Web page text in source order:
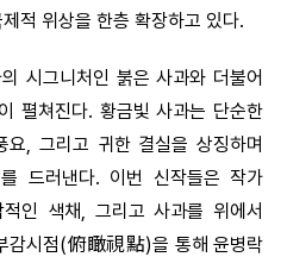
적 위상을 한층 확장하고 있다.
시그니처인 붉은 사과와 더불어
펼쳐진다. 황금빛 사과는 단순한
, 그리고 귀한 결실을 상징하며
드러낸다. 이번 신작들은 작가
인 색채, 그리고 사과를 위에서
감시점(俯瞰視點)을 통해 윤병락